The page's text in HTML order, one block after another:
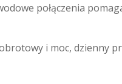
połączenia
i moc, dzienny